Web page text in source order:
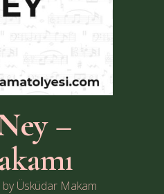
–
byÜsküdar Makam